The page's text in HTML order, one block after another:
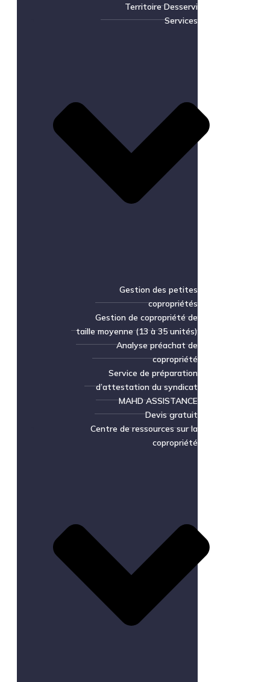
Territoire Desservi
Services
Gestion des petites
copropriétés
Gestion de copropriété de
taille moyenne (13 à 35 unités)
Analyse préachat de
copropriété
Service de préparation
d’attestation du syndicat
MAHD ASSISTANCE
Devis gratuit
Centre de ressources sur la
copropriété